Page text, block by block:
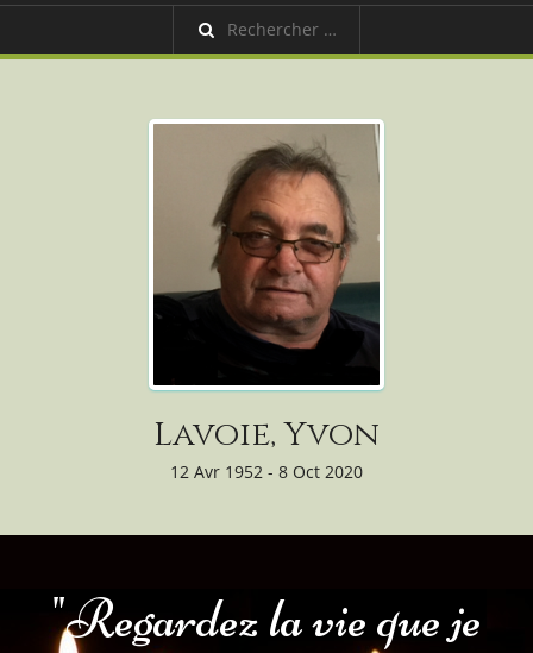
Lavoie, Yvon
12 Avr 1952 - 8 Oct 2020
"Regardez la vie que je